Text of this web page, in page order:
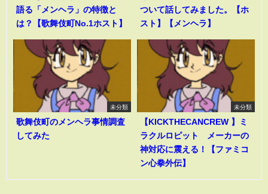
語る「メンヘラ」の特徴と
は？【歌舞伎町No.1ホスト】
ついて話してみました。【ホ
スト】【メンヘラ】
未分類
歌舞伎町のメンヘラ事情調査
してみた
未分類
【KICKTHECANCREW 】ミ
ラクルロピット メーカーの
神対応に震える！【ファミコ
ン心拳外伝】